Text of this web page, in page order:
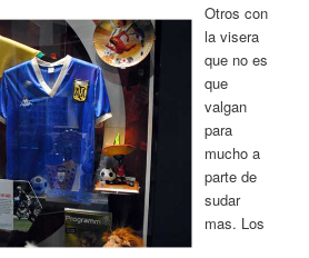
Otros con
la visera
que no es
que
valgan
para
mucho a
parte de
sudar
mas. Los